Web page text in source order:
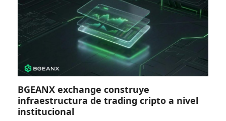
BGEANX exchange construye
infraestructura de trading cripto a nivel
institucional